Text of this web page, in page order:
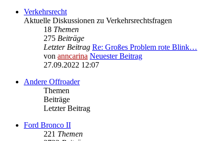
Verkehrsrecht
Aktuelle Diskussionen zu Verkehrsrechtsfragen
18 Themen
275 Beiträge
Letzter Beitrag Re: Großes Problem rote Blink…
von anncarina Neuester Beitrag
27.09.2022 12:07
Andere Offroader
Themen
Beiträge
Letzter Beitrag
Ford Bronco II
221 Themen